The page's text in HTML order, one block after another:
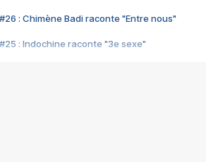
#26 : Chimène Badi raconte "Entre nous"
#25 : Indochine raconte "3e sexe"